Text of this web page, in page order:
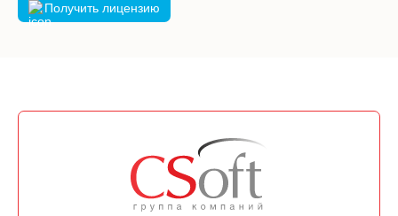
Получить лицензию